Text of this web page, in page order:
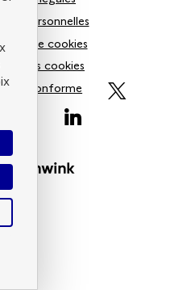
personnelles
de cookies
des cookies
non conforme